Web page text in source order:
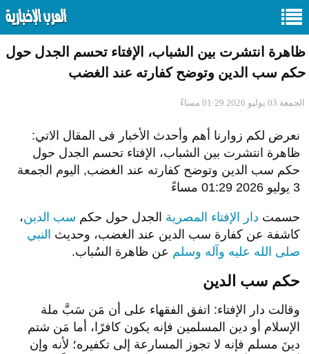
ظاهرة انتشرت بين الشباب، الإفتاء تحسم الجدل حول
حكم سب الدين وتوضح كفارته عند الغضب
الجمعة 03 يوليو 2026 01:29 مساءً
نعرض لكم زوارنا أهم وأحدث الأخبار فى المقال الاتي:
ظاهرة انتشرت بين الشباب، الإفتاء تحسم الجدل حول
حكم سب الدين وتوضح كفارته عند الغضب, اليوم الجمعة
3 يوليو 2026 01:29 مساءً
حسمت دار الإفتاء المصرية الجدل حول حكم سب الدين،
كاشفة عن كفارة سب الدين عند الغضب، وحديث النبي
صلى الله عليه وآله وسلم عن ظاهرة السُباب.
حكم سب الدين
وقالت دار الإفتاء: اتفق الفقهاء على أن مَن سَبَّ ملة
الإسلام أو دين المسلمين فإنه يكون كافرًا، أما مَن شتم
دينَ مسلم فإنه لا تجوز المسارعة إلى تكفيره؛ لأنه وإن